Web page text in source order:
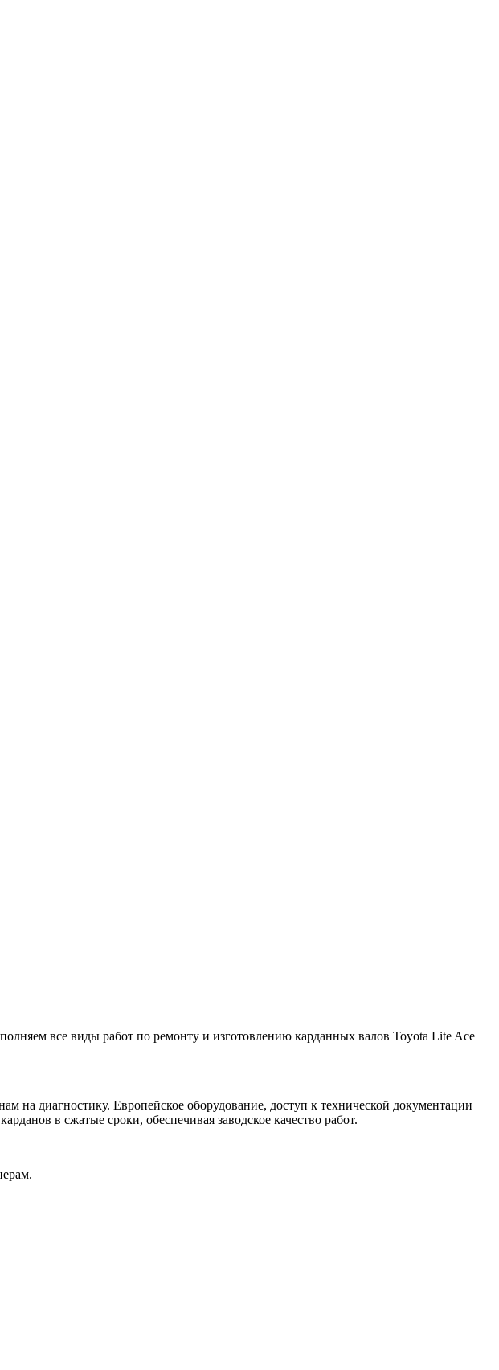
все виды работ по ремонту и изготовлению карданных валов Toyota Lite Ace
диагностику. Европейское оборудование, доступ к технической документации
в сжатые сроки, обеспечивая заводское качество работ.